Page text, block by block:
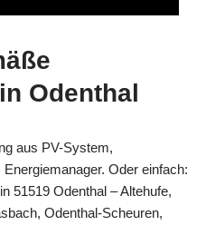
Odenthal
aus PV-System,
Oder einfach:
51519 Odenthal – Altehufe,
Odenthal-Scheuren,